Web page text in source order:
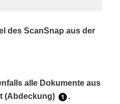
des ScanSnap aus der
alle Dokumente aus
(Abdeckung)
.